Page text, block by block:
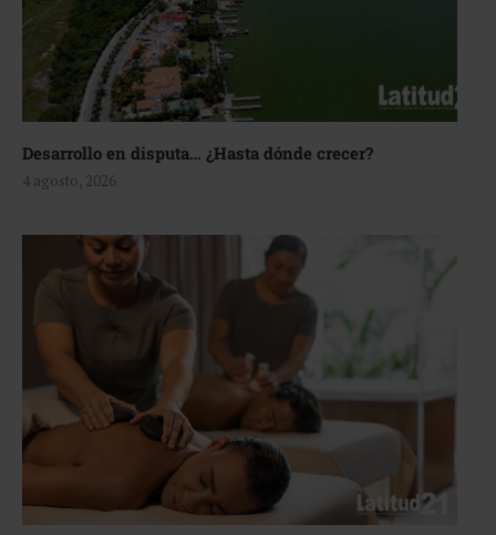
Desarrollo en disputa… ¿Hasta dónde crecer?
4 agosto, 2026